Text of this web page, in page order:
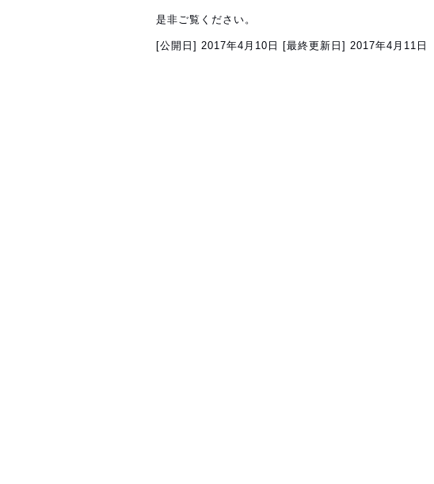
是非ご覧ください。
[公開日] 2017年4月10日 [最終更新日] 2017年4月11日